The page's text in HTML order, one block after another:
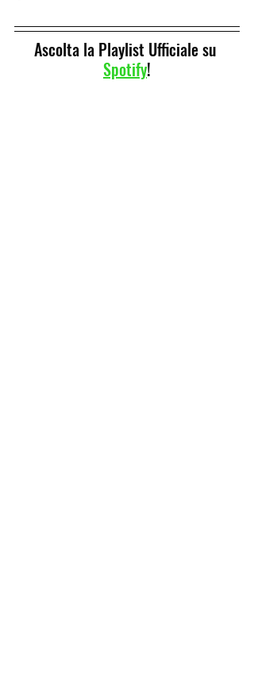
Ascolta la Playlist Ufficiale su
Spotify!